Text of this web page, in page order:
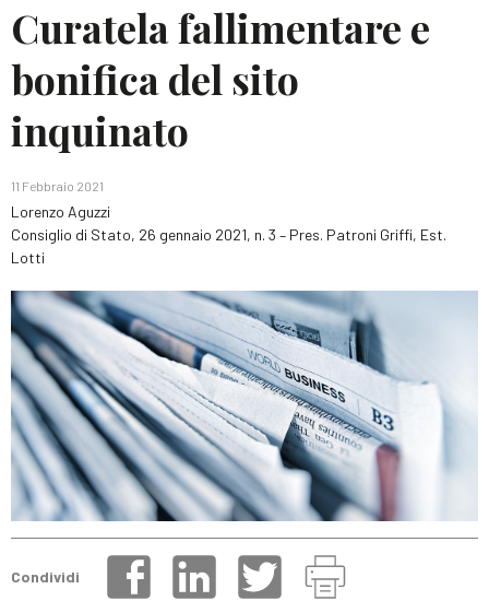
Curatela fallimentare e
bonifica del sito
inquinato
11 Febbraio 2021
Lorenzo Aguzzi
Consiglio di Stato, 26 gennaio 2021, n. 3 – Pres. Patroni Griffi, Est.
Lotti
Condividi